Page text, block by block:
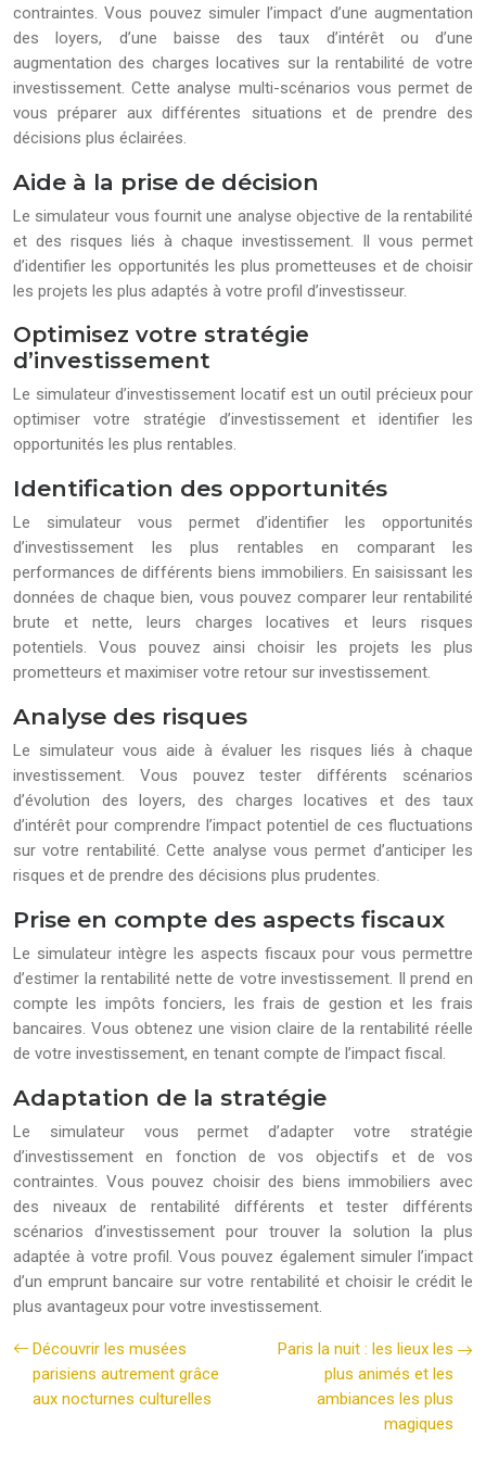
contraintes. Vous pouvez simuler l’impact d’une augmentation
des loyers, d’une baisse des taux d’intérêt ou d’une
augmentation des charges locatives sur la rentabilité de votre
investissement. Cette analyse multi-scénarios vous permet de
vous préparer aux différentes situations et de prendre des
décisions plus éclairées.
Aide à la prise de décision
Le simulateur vous fournit une analyse objective de la rentabilité
et des risques liés à chaque investissement. Il vous permet
d’identifier les opportunités les plus prometteuses et de choisir
les projets les plus adaptés à votre profil d’investisseur.
Optimisez votre stratégie
d’investissement
Le simulateur d’investissement locatif est un outil précieux pour
optimiser votre stratégie d’investissement et identifier les
opportunités les plus rentables.
Identification des opportunités
Le simulateur vous permet d’identifier les opportunités
d’investissement les plus rentables en comparant les
performances de différents biens immobiliers. En saisissant les
données de chaque bien, vous pouvez comparer leur rentabilité
brute et nette, leurs charges locatives et leurs risques
potentiels. Vous pouvez ainsi choisir les projets les plus
prometteurs et maximiser votre retour sur investissement.
Analyse des risques
Le simulateur vous aide à évaluer les risques liés à chaque
investissement. Vous pouvez tester différents scénarios
d’évolution des loyers, des charges locatives et des taux
d’intérêt pour comprendre l’impact potentiel de ces fluctuations
sur votre rentabilité. Cette analyse vous permet d’anticiper les
risques et de prendre des décisions plus prudentes.
Prise en compte des aspects fiscaux
Le simulateur intègre les aspects fiscaux pour vous permettre
d’estimer la rentabilité nette de votre investissement. Il prend en
compte les impôts fonciers, les frais de gestion et les frais
bancaires. Vous obtenez une vision claire de la rentabilité réelle
de votre investissement, en tenant compte de l’impact fiscal.
Adaptation de la stratégie
Le simulateur vous permet d’adapter votre stratégie
d’investissement en fonction de vos objectifs et de vos
contraintes. Vous pouvez choisir des biens immobiliers avec
des niveaux de rentabilité différents et tester différents
scénarios d’investissement pour trouver la solution la plus
adaptée à votre profil. Vous pouvez également simuler l’impact
d’un emprunt bancaire sur votre rentabilité et choisir le crédit le
plus avantageux pour votre investissement.
Découvrir les musées
parisiens autrement grâce
aux nocturnes culturelles
Paris la nuit : les lieux les
plus animés et les
ambiances les plus
magiques